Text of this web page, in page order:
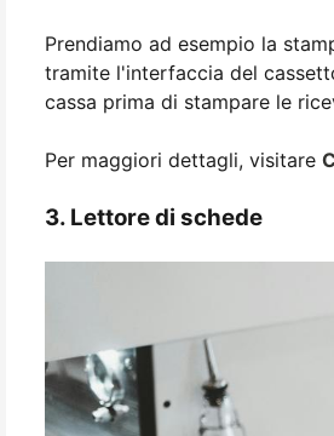
Prendiamo ad esempio la
tramite l'interfaccia del
cassa prima di stampare le
Per maggiori dettagli, visitare
3. Lettore di schede